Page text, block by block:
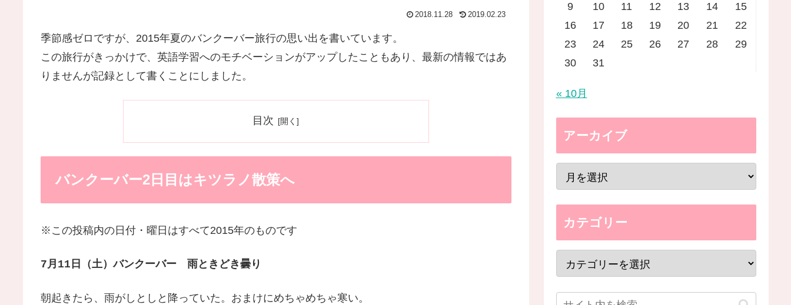
2018.11.28 2019.02.23
季節感ゼロですが、2015年夏のバンクーバー旅行の思い出を書いています。
この旅行がきっかけで、英語学習へのモチベーションがアップしたこともあり、最新の情報ではあ
りませんが記録として書くことにしました。
目次
バンクーバー2日目はキツラノ散策へ
※この投稿内の日付・曜日はすべて2015年のものです
7月11日（土）バンクーバー 雨ときどき曇り
朝起きたら、雨がしとしと降っていた。おまけにめちゃめちゃ寒い。
9
10 11 12 13 14
15
16
17 18 19 20 21
22
23
24 25 26 27 28
29
30
31
« 10月
アーカイブ
カテゴリー